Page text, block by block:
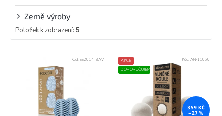
Země výroby
Položek k zobrazení: 5
Kód: EE2014_BAV
AKCE
DOPORUČUJEME
359 KČ
–27 %
Kód: AN-11060